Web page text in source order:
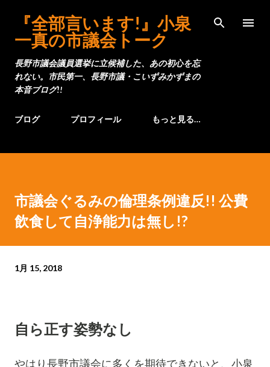
スキップしてメイン コンテンツに移動
『全部言います!』小泉
一真の市議会トーク
長野市議会議員選挙に立候補した、あの初心を忘
れない。市民第一、長野市議・こいずみかずまの
本音ブログ!!
ブログ プロフィール もっと見る…
市議会ぐるみの倫理条例違反!! 公費
飲食して自浄能力は無し!?
1月 15, 2018
自ら正す姿勢なし
やはり長野市議会に多くを期待できないと、小泉